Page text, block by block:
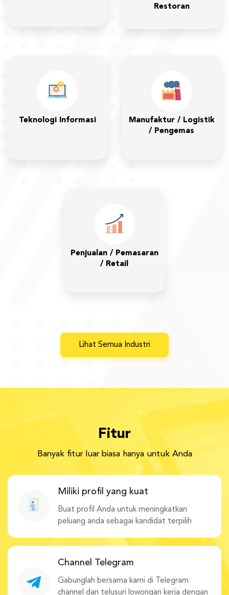
Restoran
Teknologi Informasi
Manufaktur / Logistik
/ Pengemas
Penjualan / Pemasaran
/ Retail
Lihat Semua Industri
Fitur
Banyak fitur luar biasa hanya untuk Anda
Miliki profil yang kuat
Buat profil Anda untuk meningkatkan
peluang anda sebagai kandidat terpilih
Channel Telegram
Gabunglah bersama kami di Telegram
channel dan telusuri lowongan kerja dengan